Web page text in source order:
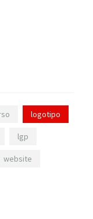
logotipo
lgp
website